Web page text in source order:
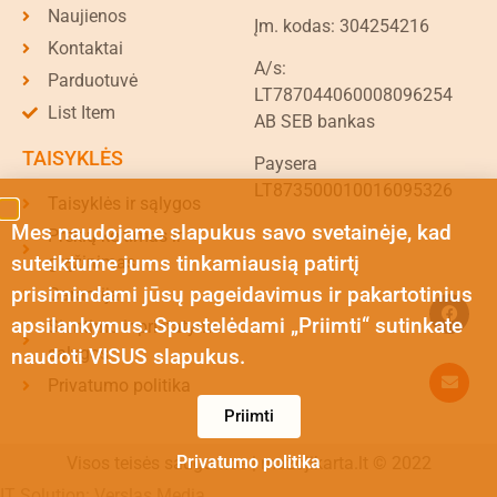
Naujienos
Kontaktai
Parduotuvė
List Item
TAISYKLĖS
Taisyklės ir sąlygos
Prekių keitimas ir
grąžinimas
Garantija
Siuntimo ir pristatymo
sąlygos
Privatumo politika
Įm. kodas: 304254216
A/s:
LT787044060008096254
AB SEB bankas
Paysera
LT873500010016095326
Visos teisės saugomos | mazojikarta.lt © 2022
Mes naudojame slapukus savo svetainėje, kad
suteiktume jums tinkamiausią patirtį
prisimindami jūsų pageidavimus ir pakartotinius
apsilankymus. Spustelėdami „Priimti“ sutinkate
naudoti VISUS slapukus.
Priimti
Privatumo politika